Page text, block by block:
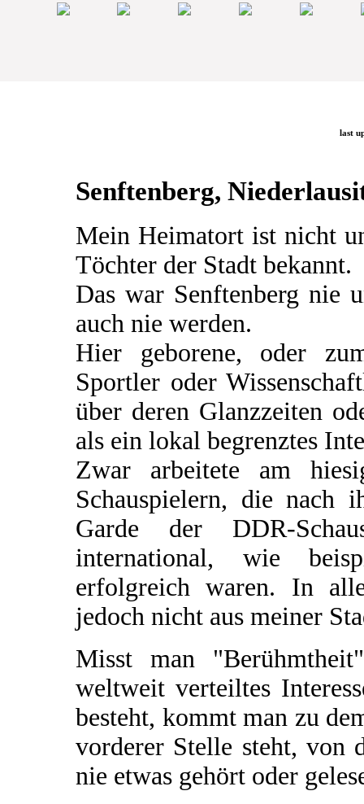
last
Senftenberg,
Mein Heimatort ist nicht
Töchter der Stadt bekannt.
Das war Senftenberg nie
auch nie werden.
Hier geborene, oder
Sportler oder
über deren Glanzzeiten
als ein lokal begrenztes
Zwar arbeitete am
Schauspielern, die nach
Garde der DDR-
international, wie
erfolgreich waren. In
jedoch nicht aus meiner
Misst man
weltweit verteiltes
besteht, kommt man zu
vorderer Stelle steht, von
nie etwas gehört oder